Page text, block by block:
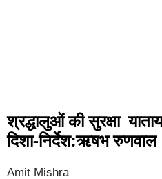
श्रद्धालुओं की सुरक्षा
दिशा-निर्देश:ऋषभ रुणवाल
Amit Mishra